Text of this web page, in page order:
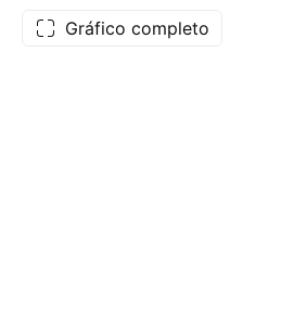
Gráfico completo